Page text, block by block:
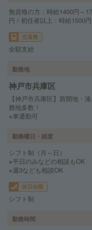
無資格の方：時給1400円～
円 / 初任者以上：時給1500
交通費
全額支給
勤務地
神戸市兵庫区
【神戸市兵庫区】新開地・
務地多数！
※車通勤可
勤務曜日・頻度
シフト制（月～日）
※平日のみなどの相談もOK
※週3なども相談OK
休日休暇
シフト制
勤務時間